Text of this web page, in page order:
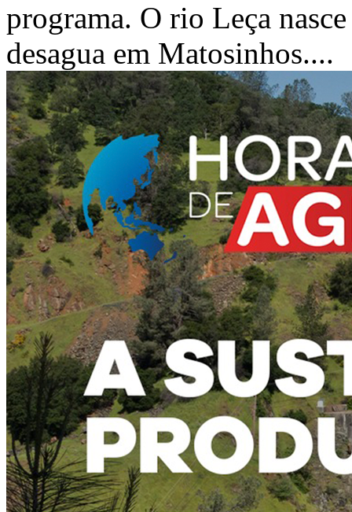
programa. O rio Leça
desagua em Matosinhos....